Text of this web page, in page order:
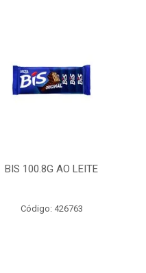
BIS 100.8G AO LEITE
Código: 426763